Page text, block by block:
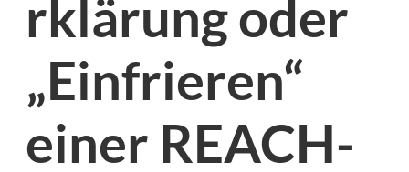
rklärung oder
„Einfrieren“
einer REACH-